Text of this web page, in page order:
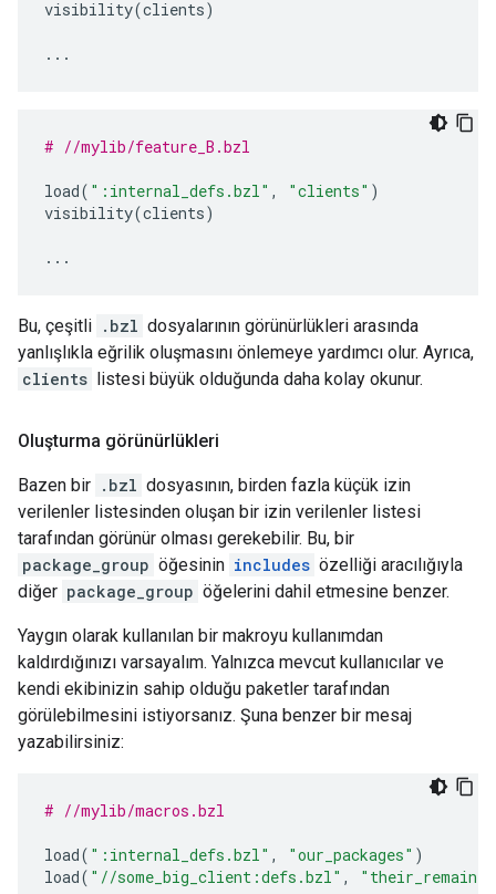
visibility(clients)
...
# //mylib/feature_B.bzl
load( ":internal_defs.bzl" , "clients" )
visibility(clients)
...
Bu, çeşitli .bzl dosyalarının görünürlükleri arasında
yanlışlıkla eğrilik oluşmasını önlemeye yardımcı olur. Ayrıca,
clients listesi büyük olduğunda daha kolay okunur.
Oluşturma görünürlükleri
Bazen bir .bzl dosyasının, birden fazla küçük izin
verilenler listesinden oluşan bir izin verilenler listesi
tarafından görünür olması gerekebilir. Bu, bir
package_group öğesinin includes özelliği aracılığıyla
diğer package_group öğelerini dahil etmesine benzer.
Yaygın olarak kullanılan bir makroyu kullanımdan
kaldırdığınızı varsayalım. Yalnızca mevcut kullanıcılar ve
kendi ekibinizin sahip olduğu paketler tarafından
görülebilmesini istiyorsanız. Şuna benzer bir mesaj
yazabilirsiniz:
# //mylib/macros.bzl
load( ":internal_defs.bzl" , "our_packages" )
load( "//some_big_client:defs.bzl" ,